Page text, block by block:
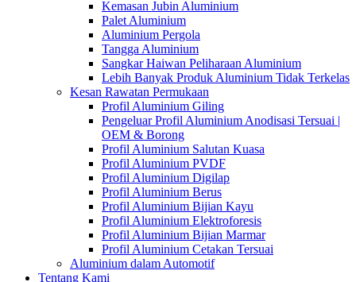
Kemasan Jubin Aluminium
Palet Aluminium
Aluminium Pergola
Tangga Aluminium
Sangkar Haiwan Peliharaan Aluminium
Lebih Banyak Produk Aluminium Tidak Terkelas
Kesan Rawatan Permukaan
Profil Aluminium Giling
Pengeluar Profil Aluminium Anodisasi Tersuai |
OEM & Borong
Profil Aluminium Salutan Kuasa
Profil Aluminium PVDF
Profil Aluminium Digilap
Profil Aluminium Berus
Profil Aluminium Bijian Kayu
Profil Aluminium Elektroforesis
Profil Aluminium Bijian Marmar
Profil Aluminium Cetakan Tersuai
Aluminium dalam Automotif
Tentang Kami